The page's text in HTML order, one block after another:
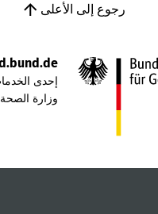
رجوع إلى الأعلى
إحدى الخدمات
وزارة الصحة